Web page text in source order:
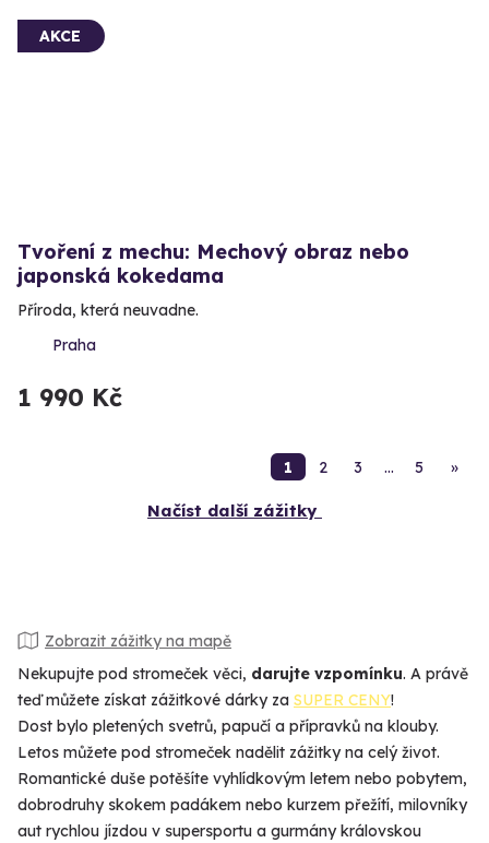
AKCE
Tvoření z mechu: Mechový obraz nebo
japonská kokedama
Příroda, která neuvadne.
Praha
1 990 Kč
1 2 3 … 5 »
Načíst další zážitky
Zobrazit zážitky na mapě
Nekupujte pod stromeček věci, darujte vzpomínku. A právě
teď můžete získat zážitkové dárky za SUPER CENY!
Dost bylo pletených svetrů, papučí a přípravků na klouby.
Letos můžete pod stromeček nadělit zážitky na celý život.
Romantické duše potěšíte vyhlídkovým letem nebo pobytem,
dobrodruhy skokem padákem nebo kurzem přežítí, milovníky
aut rychlou jízdou v supersportu a gurmány královskou